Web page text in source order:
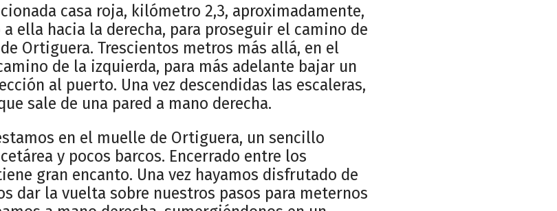
casa roja, kilómetro 2,3, aproximadamente,
ella hacia la derecha, para proseguir el camino de
Ortiguera. Trescientos metros más allá, en el
de la izquierda, para más adelante bajar un
al puerto. Una vez descendidas las escaleras,
sale de una pared a mano derecha.
en el muelle de Ortiguera, un sencillo
y pocos barcos. Encerrado entre los
gran encanto. Una vez hayamos disfrutado de
dar la vuelta sobre nuestros pasos para meternos